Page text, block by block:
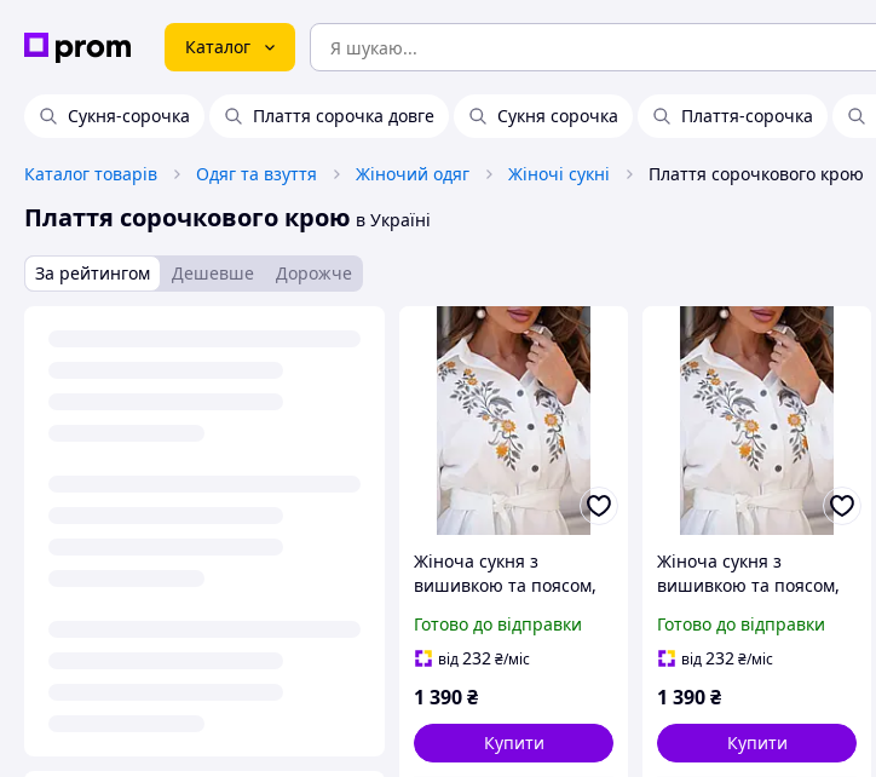
Каталог
Сукня-сорочка Плаття сорочка довге Сукня сорочка Плаття-сорочка
Каталог товарів Одяг та взуття Жіночий одяг Жіночі сукні Плаття сорочкового крою
Плаття сорочкового крою в Україні
За рейтингом Дешевше Дорожче
Жіноча сукня з
вишивкою та поясом,
сорочкового крою з
довгим рукавом,
повсякденна S-XL, арт
7576
Готово до відправки
від232₴/міс
1 390₴
Купити
Жіноча сукня з
вишивкою та поясом,
сорочкового крою з
довгим рукавом,
повсякденна S-XL, арт
7576
Готово до відправки
від232₴/міс
1 390₴
Купити